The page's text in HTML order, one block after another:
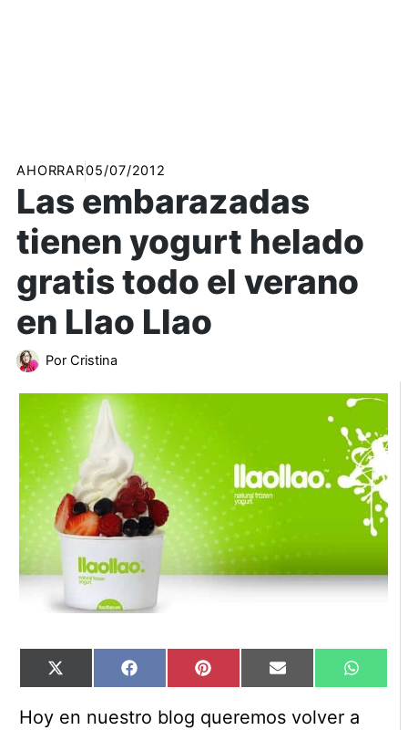
AHORRAR05/07/2012
Las embarazadas
tienen yogurt helado
gratis todo el verano
en Llao Llao
Por Cristina
Compartir
en
X
(Twitter)
Compartir
en
Facebook Compartir
en
Pinterest Compartir
en
Email
en
Hoy en nuestro blog queremos volver a